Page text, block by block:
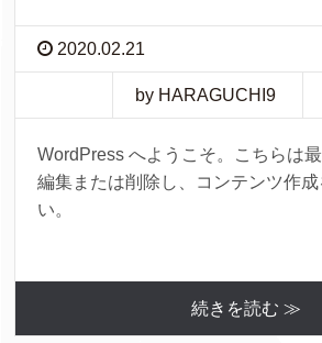
2020.02.21
by HARAGUCHI9
WordPress へようこそ。こちらは最
編集または削除し、コンテンツ作
い。
続きを読む ≫